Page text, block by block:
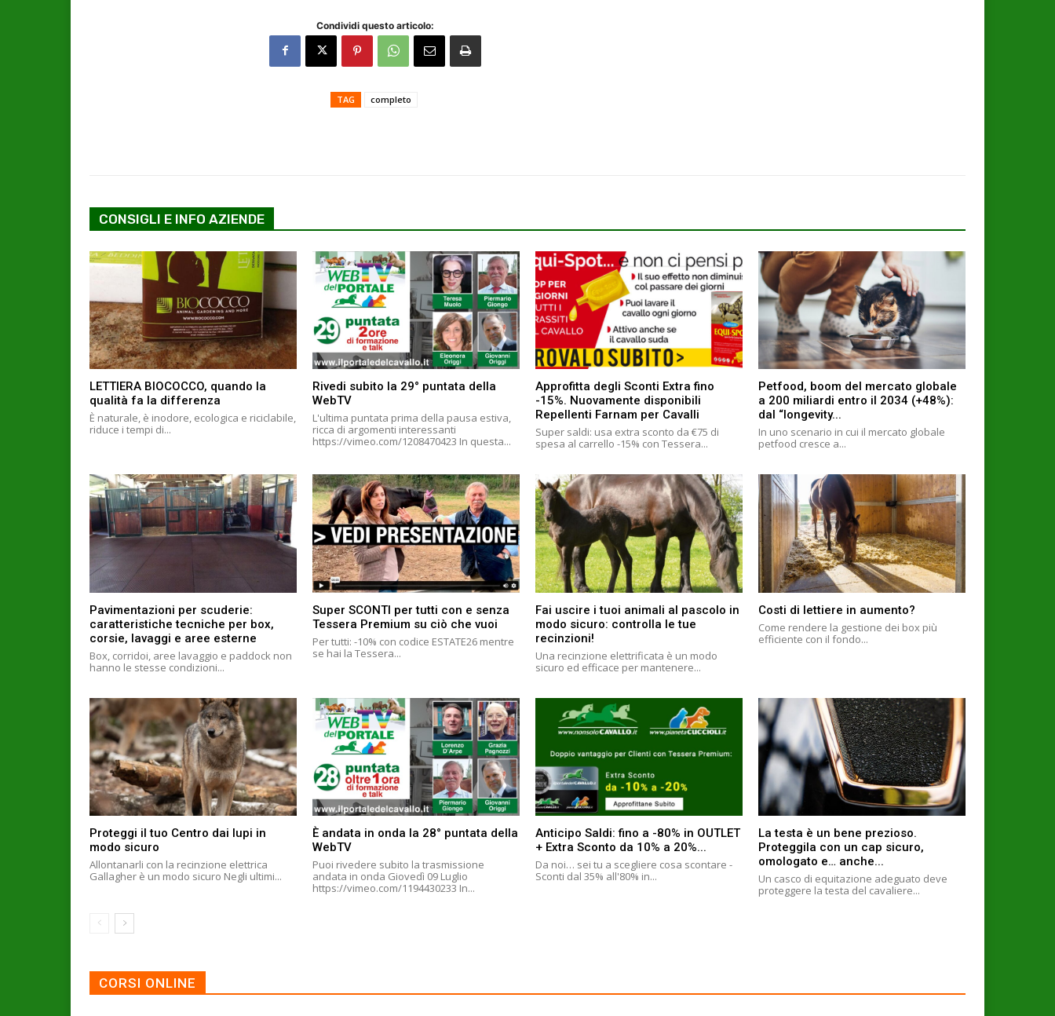
Condividi questo articolo:
TAG completo
CONSIGLI E INFO AZIENDE
LETTIERA BIOCOCCO, quando la
qualità fa la differenza
È naturale, è inodore, ecologica e riciclabile,
riduce i tempi di...
Rivedi subito la 29° puntata della
WebTV
L'ultima puntata prima della pausa estiva,
ricca di argomenti interessanti
https://vimeo.com/1208470423 In questa...
Approfitta degli Sconti Extra fino
-15%. Nuovamente disponibili
Repellenti Farnam per Cavalli
Super saldi: usa extra sconto da €75 di
spesa al carrello -15% con Tessera...
Petfood, boom del mercato globale
a 200 miliardi entro il 2034 (+48%):
dal “longevity...
In uno scenario in cui il mercato globale
petfood cresce a...
Pavimentazioni per scuderie:
caratteristiche tecniche per box,
corsie, lavaggi e aree esterne
Box, corridoi, aree lavaggio e paddock non
hanno le stesse condizioni...
Super SCONTI per tutti con e senza
Tessera Premium su ciò che vuoi
Per tutti: -10% con codice ESTATE26 mentre
se hai la Tessera...
Fai uscire i tuoi animali al pascolo in
modo sicuro: controlla le tue
recinzioni!
Una recinzione elettrificata è un modo
sicuro ed efficace per mantenere...
Costi di lettiere in aumento?
Come rendere la gestione dei box più
efficiente con il fondo...
Proteggi il tuo Centro dai lupi in
modo sicuro
Allontanarli con la recinzione elettrica
Gallagher è un modo sicuro Negli ultimi...
È andata in onda la 28° puntata della
WebTV
Puoi rivedere subito la trasmissione
andata in onda Giovedì 09 Luglio
https://vimeo.com/1194430233 In...
Anticipo Saldi: fino a -80% in OUTLET
+ Extra Sconto da 10% a 20%...
Da noi… sei tu a scegliere cosa scontare -
Sconti dal 35% all'80% in...
La testa è un bene prezioso.
Proteggila con un cap sicuro,
omologato e… anche...
Un casco di equitazione adeguato deve
proteggere la testa del cavaliere...
CORSI ONLINE